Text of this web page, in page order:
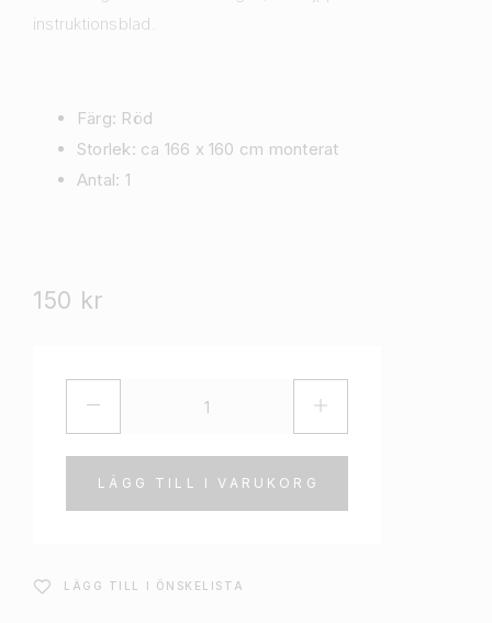
instruktionsblad.
Färg: Röd
Storlek: ca 166 x 160 cm monterat
Antal: 1
150 kr
LÄGG TILL I VARUKORG
LÄGG TILL I ÖNSKELISTA